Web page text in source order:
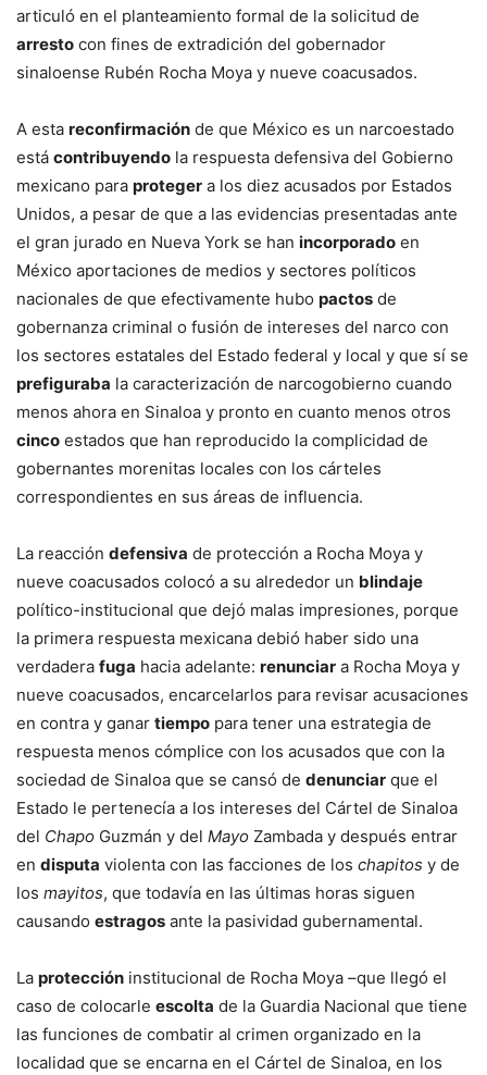
articuló en el planteamiento formal de la solicitud de
arresto con fines de extradición del gobernador
sinaloense Rubén Rocha Moya y nueve coacusados.
A esta reconfirmación de que México es un narcoestado
está contribuyendo la respuesta defensiva del Gobierno
mexicano para proteger a los diez acusados por Estados
Unidos, a pesar de que a las evidencias presentadas ante
el gran jurado en Nueva York se han incorporado en
México aportaciones de medios y sectores políticos
nacionales de que efectivamente hubo pactos de
gobernanza criminal o fusión de intereses del narco con
los sectores estatales del Estado federal y local y que sí se
prefiguraba la caracterización de narcogobierno cuando
menos ahora en Sinaloa y pronto en cuanto menos otros
cinco estados que han reproducido la complicidad de
gobernantes morenitas locales con los cárteles
correspondientes en sus áreas de influencia.
La reacción defensiva de protección a Rocha Moya y
nueve coacusados colocó a su alrededor un blindaje
político-institucional que dejó malas impresiones, porque
la primera respuesta mexicana debió haber sido una
verdadera fuga hacia adelante: renunciar a Rocha Moya y
nueve coacusados, encarcelarlos para revisar acusaciones
en contra y ganar tiempo para tener una estrategia de
respuesta menos cómplice con los acusados que con la
sociedad de Sinaloa que se cansó de denunciar que el
Estado le pertenecía a los intereses del Cártel de Sinaloa
del Chapo Guzmán y del Mayo Zambada y después entrar
en disputa violenta con las facciones de los chapitos y de
los mayitos, que todavía en las últimas horas siguen
causando estragos ante la pasividad gubernamental.
La protección institucional de Rocha Moya –que llegó el
caso de colocarle escolta de la Guardia Nacional que tiene
las funciones de combatir al crimen organizado en la
localidad que se encarna en el Cártel de Sinaloa, en los